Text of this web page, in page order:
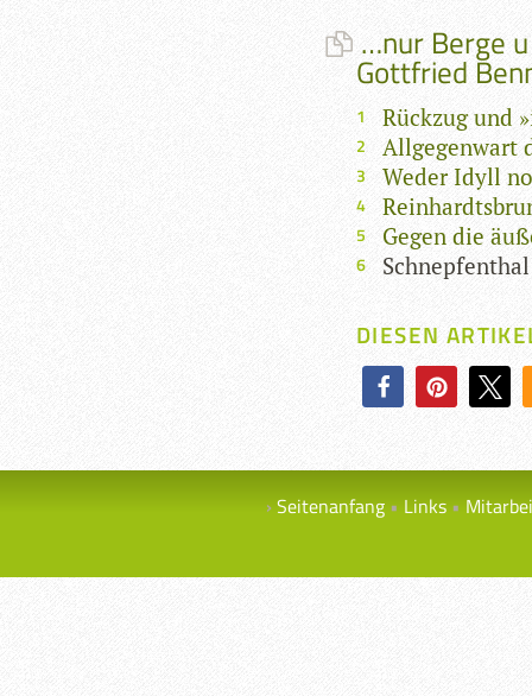
…nur Berge
Gottfried
Rückzug und
Allgegenwart
Weder Idyll
Gegen die
Schnepfenthal
DIESEN
Seitenanfang Links